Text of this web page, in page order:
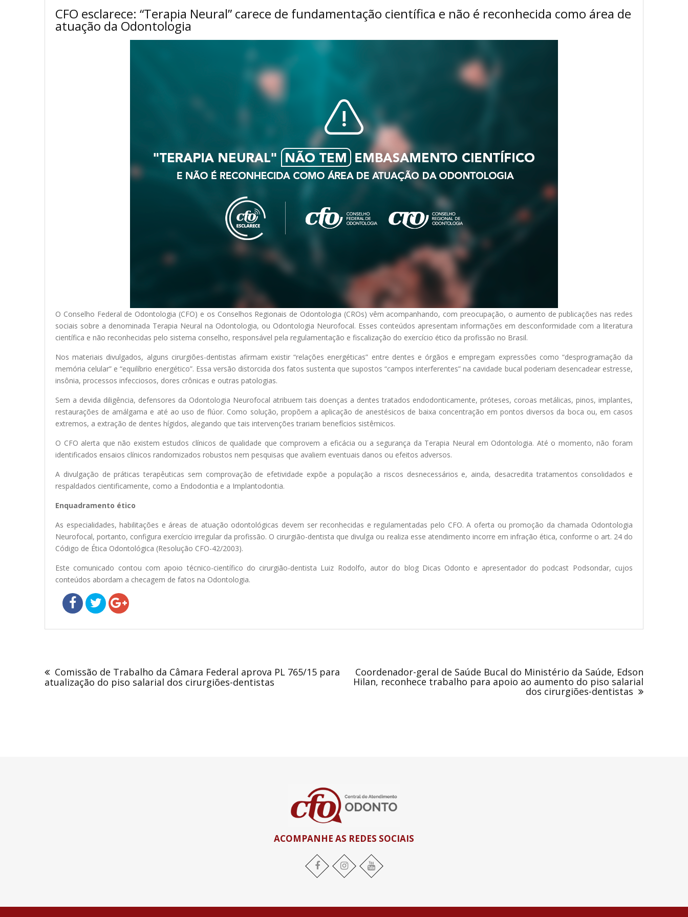
CFO esclarece: “Terapia Neural” carece de fundamentação científica e não é reconhecida como área de
atuação da Odontologia
O Conselho Federal de Odontologia (CFO) e os Conselhos Regionais de Odontologia (CROs) vêm acompanhando, com preocupação, o aumento de publicações nas redes
sociais sobre a denominada Terapia Neural na Odontologia, ou Odontologia Neurofocal. Esses conteúdos apresentam informações em desconformidade com a literatura
científica e não reconhecidas pelo sistema conselho, responsável pela regulamentação e fiscalização do exercício ético da profissão no Brasil.
Nos materiais divulgados, alguns cirurgiões-dentistas afirmam existir “relações energéticas” entre dentes e órgãos e empregam expressões como “desprogramação da
memória celular” e “equilíbrio energético”. Essa versão distorcida dos fatos sustenta que supostos “campos interferentes” na cavidade bucal poderiam desencadear estresse,
insônia, processos infecciosos, dores crônicas e outras patologias.
Sem a devida diligência, defensores da Odontologia Neurofocal atribuem tais doenças a dentes tratados endodonticamente, próteses, coroas metálicas, pinos, implantes,
restaurações de amálgama e até ao uso de flúor. Como solução, propõem a aplicação de anestésicos de baixa concentração em pontos diversos da boca ou, em casos
extremos, a extração de dentes hígidos, alegando que tais intervenções trariam benefícios sistêmicos.
O CFO alerta que não existem estudos clínicos de qualidade que comprovem a eficácia ou a segurança da Terapia Neural em Odontologia. Até o momento, não foram
identificados ensaios clínicos randomizados robustos nem pesquisas que avaliem eventuais danos ou efeitos adversos.
A divulgação de práticas terapêuticas sem comprovação de efetividade expõe a população a riscos desnecessários e, ainda, desacredita tratamentos consolidados e
respaldados cientificamente, como a Endodontia e a Implantodontia.
Enquadramento ético
As especialidades, habilitações e áreas de atuação odontológicas devem ser reconhecidas e regulamentadas pelo CFO. A oferta ou promoção da chamada Odontologia
Neurofocal, portanto, configura exercício irregular da profissão. O cirurgião-dentista que divulga ou realiza esse atendimento incorre em infração ética, conforme o art. 24 do
Código de Ética Odontológica (Resolução CFO-42/2003).
Este comunicado contou com apoio técnico-científico do cirurgião-dentista Luiz Rodolfo, autor do blog Dicas Odonto e apresentador do podcast Podsondar, cujos
conteúdos abordam a checagem de fatos na Odontologia.
de
Post
Comissão de Trabalho da Câmara Federal aprova PL 765/15 para
atualização do piso salarial dos cirurgiões-dentistas
Coordenador-geral de Saúde Bucal do Ministério da Saúde, Edson
Hilan, reconhece trabalho para apoio ao aumento do piso salarial
dos cirurgiões-dentistas
ACOMPANHE AS REDES SOCIAIS
Facebook Instagram YouTube